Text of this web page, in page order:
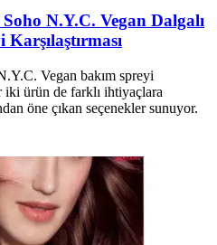
N.Y.C. Vegan Dalgalı
Vegan bakım spreyi
iki ürün de farklı ihtiyaçlara
öne çıkan seçenekler sunuyor.